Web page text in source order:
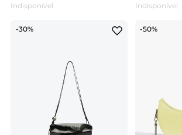
Indisponível Indisponível
-30% -50%